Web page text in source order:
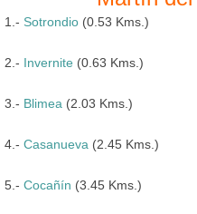
1.- Sotrondio (0.53 Kms.)
2.- Invernite (0.63 Kms.)
3.- Blimea (2.03 Kms.)
4.- Casanueva (2.45 Kms.)
5.- Cocañín (3.45 Kms.)